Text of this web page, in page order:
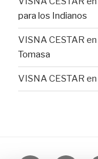
para los Indianos
VISNA CESTAR en
Tomasa
VISNA CESTAR en